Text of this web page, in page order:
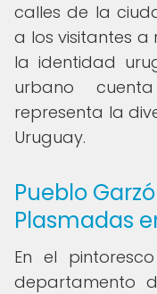
calles de la
a los visitantes a
la identidad
urbano
representa la
Uruguay.
Pueblo
Plasmadas
En el
departamento